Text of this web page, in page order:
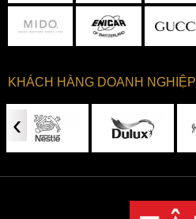
KHÁCH HÀNG DOANH NGHIỆP
‹